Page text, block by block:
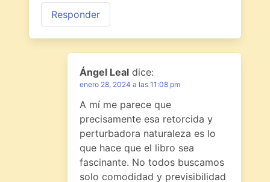
Responder
Ángel Leal dice:
enero 28, 2024 a las 11:08 pm
A mí me parece que
precisamente esa retorcida y
perturbadora naturaleza es lo
que hace que el libro sea
fascinante. No todos buscamos
solo comodidad y previsibilidad